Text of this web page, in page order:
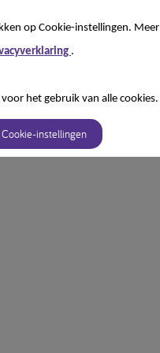
op Cookie-instellingen. Meer
.
het gebruik van alle cookies.
Cookie-instellingen